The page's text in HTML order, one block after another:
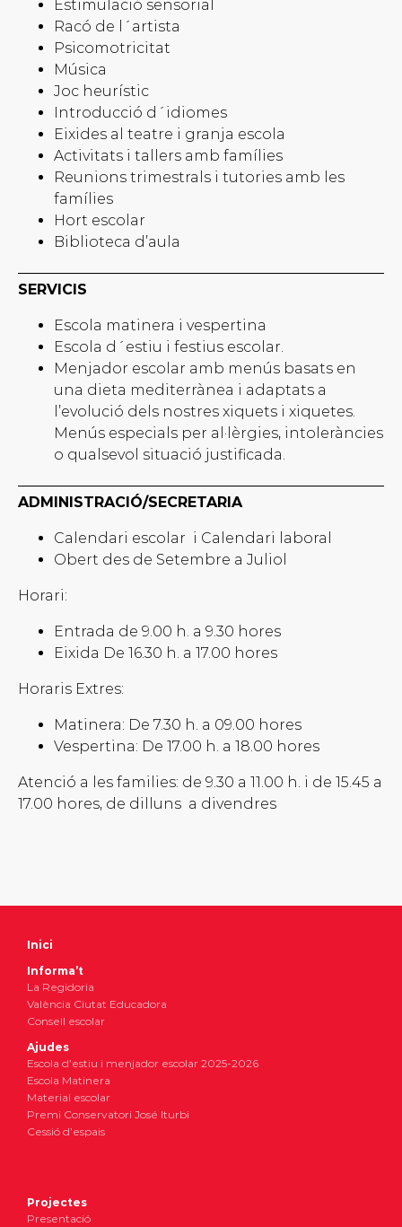
Estimulació sensorial
Racó de l´artista
Psicomotricitat
Música
Joc heurístic
Introducció d´idiomes
Eixides al teatre i granja escola
Activitats i tallers amb famílies
Reunions trimestrals i tutories amb les
famílies
Hort escolar
Biblioteca d’aula
SERVICIS
Escola matinera i vespertina
Escola d´estiu i festius escolar.
Menjador escolar amb menús basats en
una dieta mediterrànea i adaptats a
l’evolució dels nostres xiquets i xiquetes.
Menús especials per al·lèrgies, intoleràncies
o qualsevol situació justificada.
ADMINISTRACIÓ/SECRETARIA
Calendari escolar i Calendari laboral
Obert des de Setembre a Juliol
Horari:
Entrada de 9.00 h. a 9.30 hores
Eixida De 16.30 h. a 17.00 hores
Horaris Extres:
Matinera: De 7.30 h. a 09.00 hores
Vespertina: De 17.00 h. a 18.00 hores
Atenció a les families: de 9.30 a 11.00 h. i de 15.45 a
17.00 hores, de dilluns a divendres
Inici
Informa’t
La Regidoria
València Ciutat Educadora
Consell escolar
Ajudes
Escola d’estiu i menjador escolar 2025-2026
Escola Matinera
Material escolar
Premi Conservatori José Iturbi
Cessió d’espais
Projectes
Presentació